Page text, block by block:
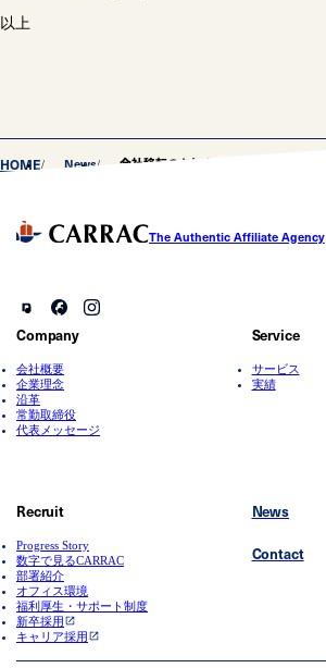
以上
HOME News 会社移転のお知らせ
The Authentic Affiliate Agency
Company
会社概要
企業理念
沿革
常勤取締役
代表メッセージ
Service
サービス
実績
Recruit
Progress Story
数字で見るCARRAC
部署紹介
オフィス環境
福利厚生・サポート制度
新卒採用
キャリア採用
News
Contact